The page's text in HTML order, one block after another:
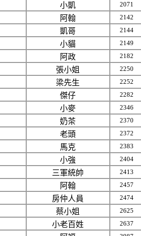
小凱 2071
阿翰 2142
凱哥 2144
小貓 2149
阿政 2182
張小姐 2250
梁先生 2252
傑仔 2282
小麥 2346
奶茶 2370
老頭 2372
馬克 2383
小強 2404
三軍統帥 2413
阿翰 2457
房仲人員 2474
蔡小姐 2625
小老百姓 2637